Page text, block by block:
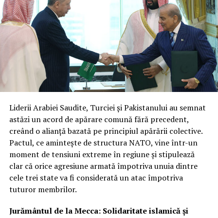
îmbunătățire continuă.
Reprezentanții din industrie subliniază că, după patru
ani de analiză și testări, programul a atins maturitatea
necesară pentru a trece la contracte cu preț fix și sursă
unică. Această structură reflectă nu doar încrederea în
capacitățile tehnice ale companiilor, ci și nevoia urgentă
de a avea fluxuri constante și sigure de date radar la
Integrare hibridă: Datele comerciale
vor completa sistemele clasificate
de recunoaștere
Miza principală a acestui parteneriat este crearea unei
rețele hibride de supraveghere. Prin fuziunea
înaltă rezoluție, agenția își sporește considerabil
Liderii Arabiei Saudite, Turciei și Pakistanului au semnat
astăzi un acord de apărare comună fără precedent,
creând o alianță bazată pe principiul apărării colective.
Pactul, ce amintește de structura NATO, vine într-un
moment de tensiuni extreme în regiune și stipulează
clar că orice agresiune armată împotriva unuia dintre
cele trei state va fi considerată un atac împotriva
tuturor membrilor.
Jurământul de la Mecca: Solidaritate islamică și